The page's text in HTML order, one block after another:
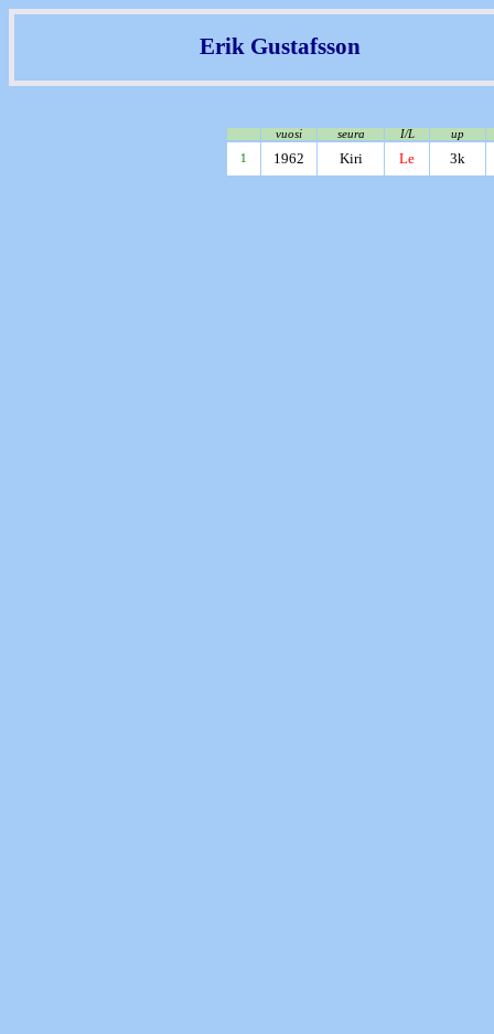
Erik Gustafsson
vuosi seura I/L
up
1
1962 Kiri Le 3k